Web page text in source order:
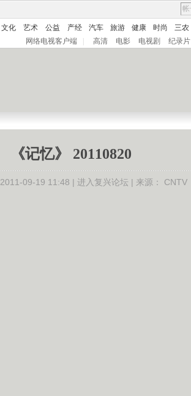
文化 艺术 公益 产经 汽车 旅游 健康 时尚 三农
网络电视客户端 高清 电影 电视剧 纪录片
《记忆》 20110820
2011-09-19 11:48 | 进入复兴论坛 | 来源： CNTV